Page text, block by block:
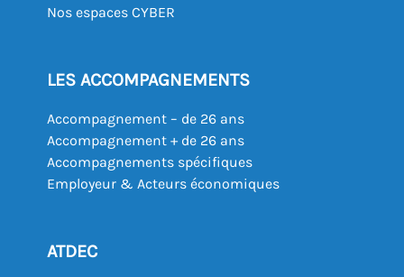
Nos espaces CYBER
LES ACCOMPAGNEMENTS
Accompagnement – de 26 ans
Accompagnement + de 26 ans
Accompagnements spécifiques
Employeur & Acteurs économiques
ATDEC